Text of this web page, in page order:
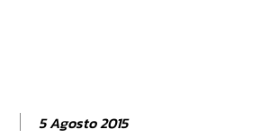
5 Agosto 2015